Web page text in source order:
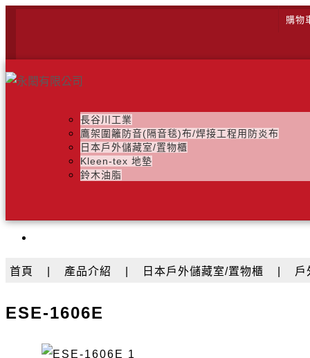
購物
長谷川工業
鷹架圍籬防音(隔音毯)布/焊接工程用防炎布
日本戶外儲藏室/置物櫃
Kleen-tex 地墊
鈴木油脂
首頁 產品介紹 日本戶外儲藏室/置物櫃 戶
ESE-1606E